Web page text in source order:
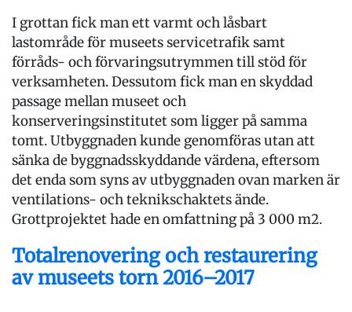
I grottan fick man ett varmt och låsbart
lastområde för museets servicetrafik samt
förråds- och förvaringsutrymmen till stöd för
verksamheten. Dessutom fick man en skyddad
passage mellan museet och
konserveringsinstitutet som ligger på samma
tomt. Utbyggnaden kunde genomföras utan att
sänka de byggnadsskyddande värdena, eftersom
det enda som syns av utbyggnaden ovan marken är
ventilations- och teknikschaktets ände.
Grottprojektet hade en omfattning på 3 000 m2.
Totalrenovering och restaurering
av museets torn 2016–2017